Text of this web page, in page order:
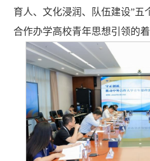
育人、文化浸润、队伍建设”五
合作办学高校青年思想引领的